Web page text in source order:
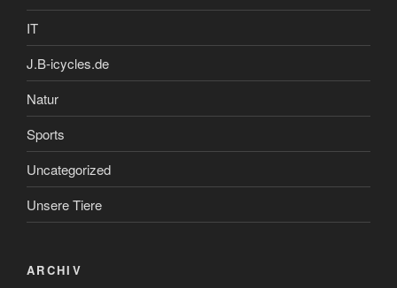
IT
J.B-icycles.de
Natur
Sports
Uncategorized
Unsere Tiere
ARCHIV